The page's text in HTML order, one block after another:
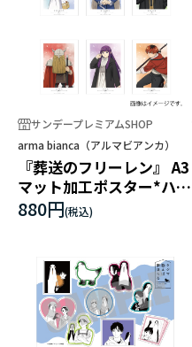
サンデープレミアムSHOP
arma bianca（アルマビアンカ）
『葬送のフリーレン』 A3
マット加工ポスター*ハイ
ター
880円